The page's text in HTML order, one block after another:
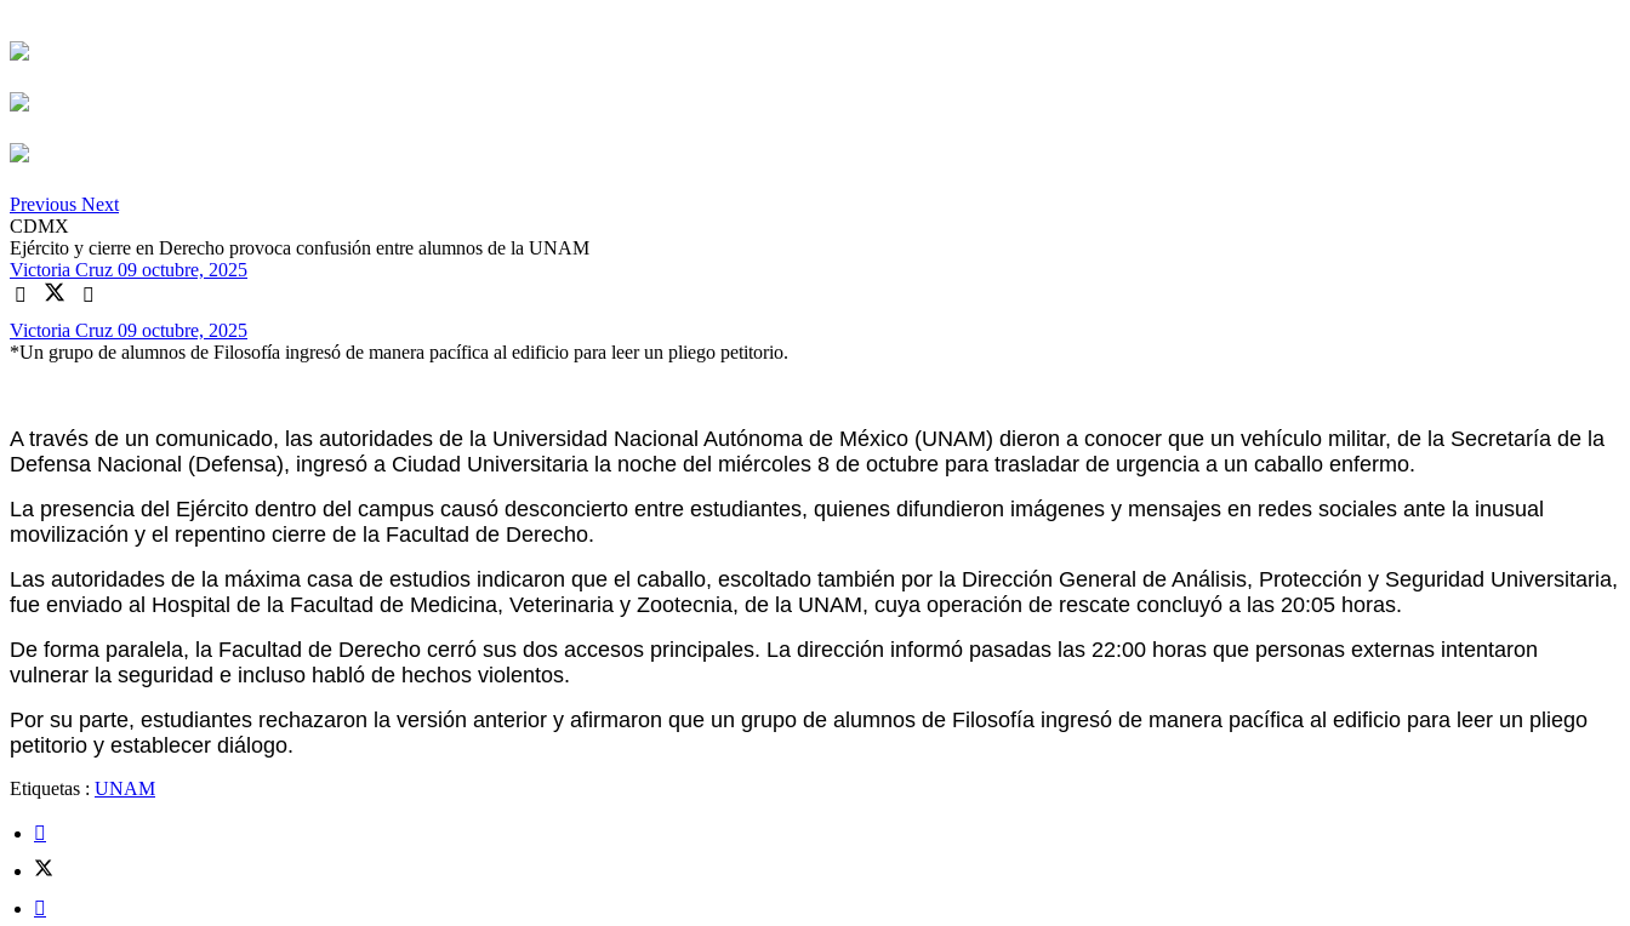
Previous Next
CDMX
Ejército y cierre en Derecho provoca confusión entre alumnos de la UNAM
Victoria Cruz 09 octubre, 2025
Victoria Cruz 09 octubre, 2025
*Un grupo de alumnos de Filosofía ingresó de manera pacífica al edificio para leer un pliego petitorio.
A través de un comunicado, las autoridades de la Universidad Nacional Autónoma de México (UNAM) dieron a conocer que un vehículo militar, de la Secretaría de la
Defensa Nacional (Defensa), ingresó a Ciudad Universitaria la noche del miércoles 8 de octubre para trasladar de urgencia a un caballo enfermo.
La presencia del Ejército dentro del campus causó desconcierto entre estudiantes, quienes difundieron imágenes y mensajes en redes sociales ante la inusual
movilización y el repentino cierre de la Facultad de Derecho.
Las autoridades de la máxima casa de estudios indicaron que el caballo, escoltado también por la Dirección General de Análisis, Protección y Seguridad Universitaria,
fue enviado al Hospital de la Facultad de Medicina, Veterinaria y Zootecnia, de la UNAM, cuya operación de rescate concluyó a las 20:05 horas.
De forma paralela, la Facultad de Derecho cerró sus dos accesos principales. La dirección informó pasadas las 22:00 horas que personas externas intentaron
vulnerar la seguridad e incluso habló de hechos violentos.
Por su parte, estudiantes rechazaron la versión anterior y afirmaron que un grupo de alumnos de Filosofía ingresó de manera pacífica al edificio para leer un pliego
petitorio y establecer diálogo.
Etiquetas : UNAM